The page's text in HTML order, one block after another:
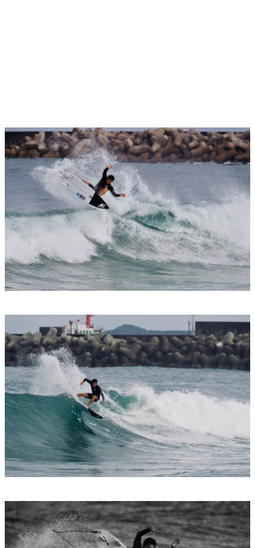
banpaku
Mr.K
chappy
Romisea